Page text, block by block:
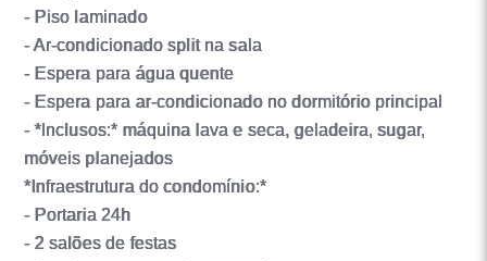
- Piso laminado
- Ar-condicionado split na sala
- Espera para água quente
- Espera para ar-condicionado no dormitório principal
- *Inclusos:* máquina lava e seca, geladeira, sugar,
móveis planejados
*Infraestrutura do condomínio:*
- Portaria 24h
- 2 salões de festas